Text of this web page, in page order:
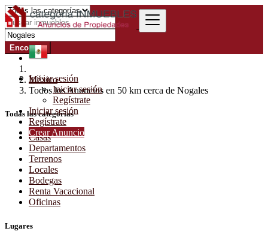
Iniciar sesión
Iniciar sesión
Regístrate
Iniciar sesión
Regístrate
Crear Anuncio
Encontrar
México
Todos los Anuncios en 50 km cerca de Nogales
Todas las categorías
Casas
Departamentos
Terrenos
Locales
Bodegas
Renta Vacacional
Oficinas
Lugares